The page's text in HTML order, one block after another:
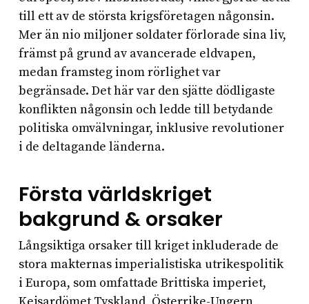
till ett av de största krigsföretagen någonsin.
Mer än nio miljoner soldater förlorade sina liv,
främst på grund av avancerade eldvapen,
medan framsteg inom rörlighet var
begränsade. Det här var den sjätte dödligaste
konflikten någonsin och ledde till betydande
politiska omvälvningar, inklusive revolutioner
i de deltagande länderna.
Första världskriget
bakgrund & orsaker
Långsiktiga orsaker till kriget inkluderade de
stora makternas imperialistiska utrikespolitik
i Europa, som omfattade Brittiska imperiet,